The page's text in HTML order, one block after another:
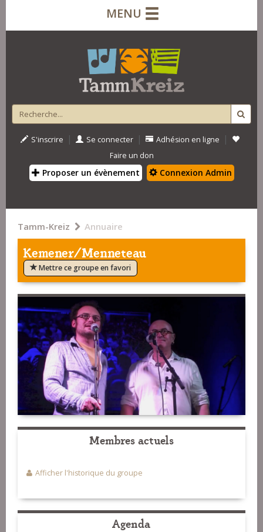
MENU
S'inscrire | Se connecter | Adhésion en ligne |
Faire un don
Proposer un évènement Connexion Admin
Tamm-Kreiz Annuaire
Kemener/Menneteau
Mettre ce groupe en favori
Membres actuels
Afficher l'historique du groupe
Agenda